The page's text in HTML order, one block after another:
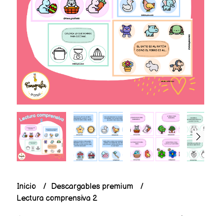
Inicio
Descargables premium
Lectura comprensiva 2